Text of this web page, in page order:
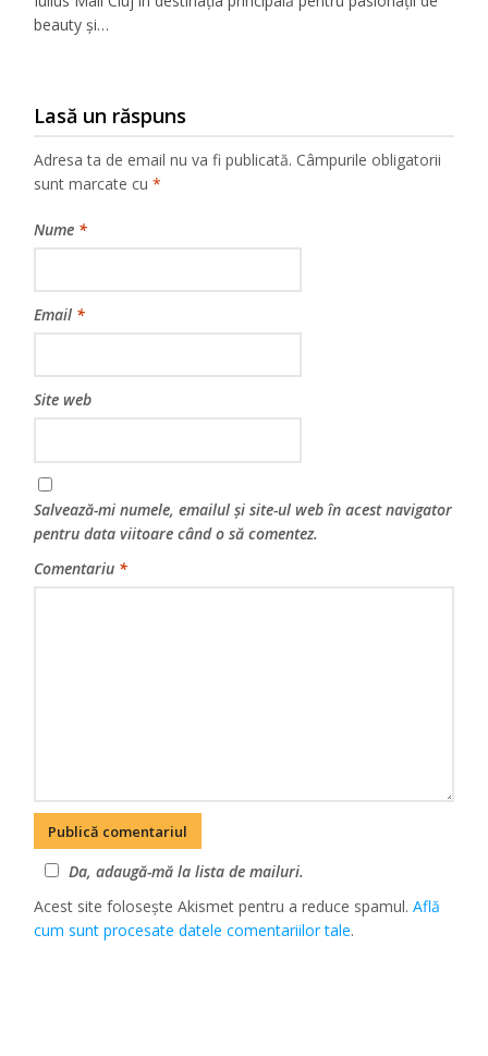
beauty și…
Lasă un răspuns
Adresa ta de email nu va fi publicată. Câmpurile obligatorii
sunt marcate cu*
Nume *
Email *
Site web
Salvează-mi numele, emailul și site-ul web în acest navigator
pentru data viitoare când o să comentez.
Comentariu *
Da, adaugă-mă la lista de mailuri.
Acest site folosește Akismet pentru a reduce spamul.Află
cum sunt procesate datele comentariilor tale.